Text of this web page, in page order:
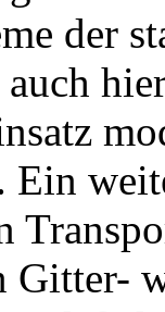
der
Ein
Gitter-